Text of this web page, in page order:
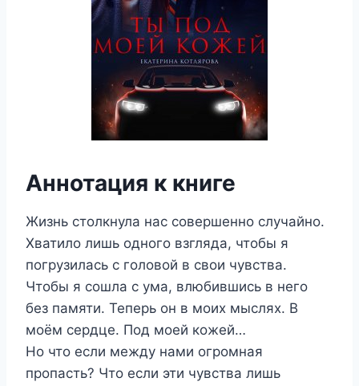
Аннотация к книге
Жизнь столкнула нас совершенно случайно.
Хватило лишь одного взгляда, чтобы я
погрузилась с головой в свои чувства.
Чтобы я сошла с ума, влюбившись в него
без памяти. Теперь он в моих мыслях. В
моём сердце. Под моей кожей…
Но что если между нами огромная
пропасть? Что если эти чувства лишь